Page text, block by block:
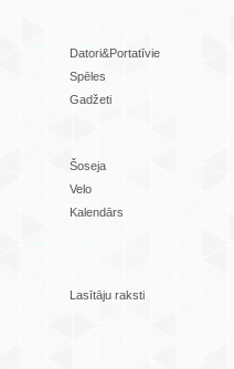
Datori&Portatīvie
Spēles
Gadžeti
Šoseja
Velo
Kalendārs
Lasītāju raksti